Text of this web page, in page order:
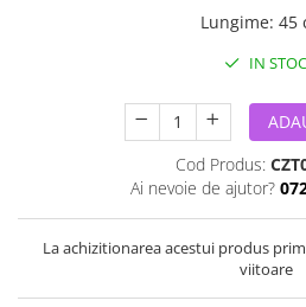
Lungime: 45
IN STOC
Cod Produs:
Ai nevoie de ajutor?
La achizitionarea acestui produs
viitoare